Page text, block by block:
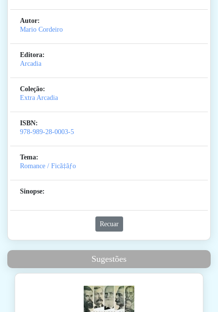
Autor:
Mario Cordeiro
Editora:
Arcadia
Coleção:
Extra Arcadia
ISBN:
978-989-28-0003-5
Tema:
Romance / Ficã‡ãƒo
Sinopse:
Recuar
Sugestões